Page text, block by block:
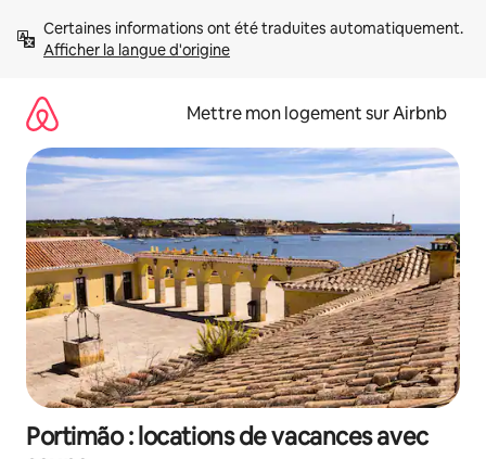
directement
Afficher la langue d'origine
Mettre mon logement sur Airbnb
Portimão : locations de vacances avec